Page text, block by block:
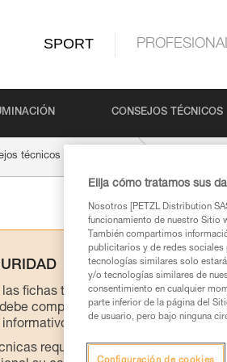
SPORT
CONSEJOS TÉCNICOS
técnicos por actividad
fichas técnicas de los productos
comprender la información de la
requiere una formación y un
Elija cómo tratamos sus
Nosotros [PETZL Distribution
funcionamiento de nuestro Sitio
También compartimos
publicitarios y de redes sociales
tecnologías similares solo
y/o tecnologías similares de
consentimiento en cualquier
parte inferior de la página del
de usuario, pero bajo ninguna